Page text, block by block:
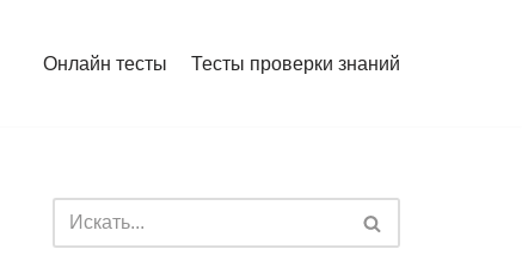
Онлайн тесты Тесты проверки знаний